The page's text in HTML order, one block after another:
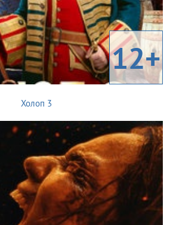
12+
Холоп 3